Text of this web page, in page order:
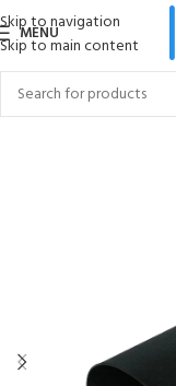
Skip to navigation
Skip to main content
MENU